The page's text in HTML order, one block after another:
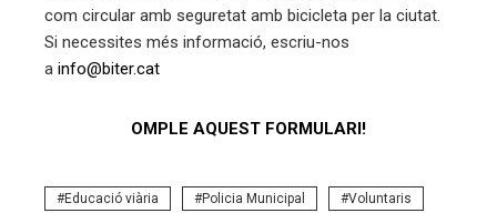
com circular amb seguretat amb bicicleta per la ciutat.
Si necessites més informació, escriu-nos
a info@biter.cat
OMPLE AQUEST FORMULARI!
Educació viària Policia Municipal Voluntaris